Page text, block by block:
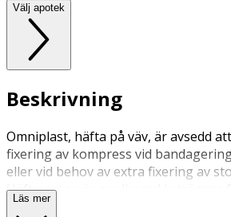
Välj apotek
Beskrivning
Omniplast, häfta på väv, är avsedd
fixering av kompress vid
eller vid behov av extra fixering av
Häftmassan är applicerad i strängar
kunna andas.
Läs mer